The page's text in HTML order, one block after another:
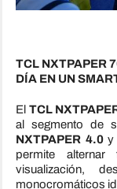
TCL NXTPAPER
DÍA EN UN
El TCL
al segmento de
NXTPAPER 4.0y
permite
visualización,
monocromáticos